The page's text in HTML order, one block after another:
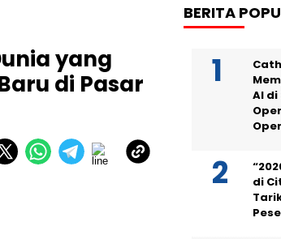
yang
di Pasar
BERITA
AI
di